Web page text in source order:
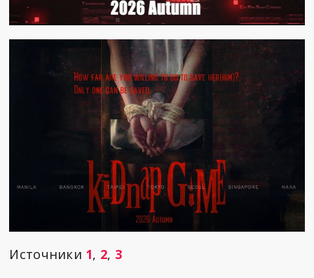
Источники 1, 2, 3